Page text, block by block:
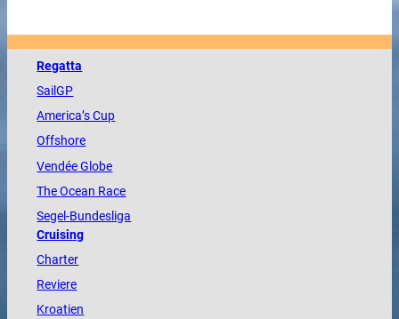
Regatta
SailGP
America’s Cup
Offshore
VendéeGlobe
TheOcean Race
Segel-Bundesliga
Cruising
Charter
Reviere
Kroatien